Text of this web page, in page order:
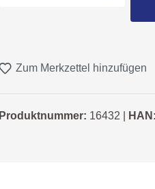
Zum Merkzettel hinzufügen
Produktnummer: 16432 HAN: